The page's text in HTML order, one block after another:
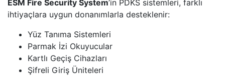
ESM Fire Security System’in PDKS sistemleri, farklı
ihtiyaçlara uygun donanımlarla desteklenir:
Yüz Tanıma Sistemleri
Parmak İzi Okuyucular
Kartlı Geçiş Cihazları
Şifreli Giriş Üniteleri